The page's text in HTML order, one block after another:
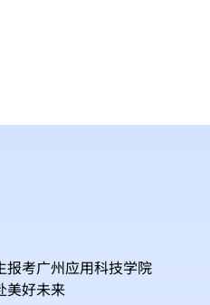
报考广州应用科技学院
美好未来